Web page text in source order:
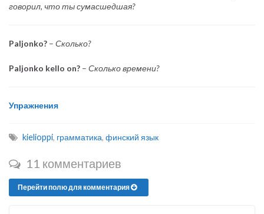
говорил, что ты сумасшедшая?
Paljonko? – Сколько?
Paljonko kello on? – Сколько времени?
Упражнения
kielioppi, грамматика, финский язык
11 комментариев
Перейти полю для комментария